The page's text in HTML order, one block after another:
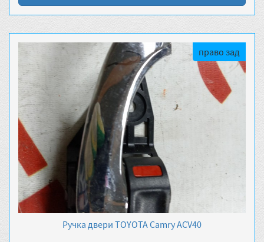
право зад
Ручка двери TOYOTA Camry ACV40